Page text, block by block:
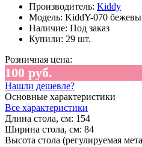
Производитель: Kiddy
Модель: KiddY-070
Наличие: Под заказ
Купили: 29 шт.
Розничная цена:
100 руб.
Нашли дешевле?
Основные характеристики
Все характеристики
Длина стола, см: 154
Ширина стола, см: 84
Высота стола (регулируемая